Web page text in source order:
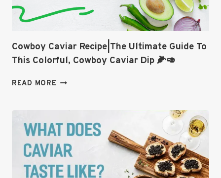
ANTI-
AGING
Cowboy Caviar Recipe|The Ultimate Guide To
This Colorful, Cowboy Caviar Dip 🌽🥑
READ MORE COWBOY
GUIDE
TO
THIS
COWBOY